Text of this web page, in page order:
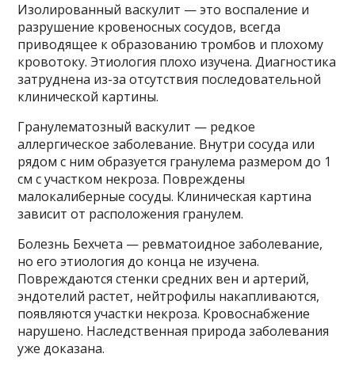
Изолированный васкулит — это воспаление и
разрушение кровеносных сосудов, всегда
приводящее к образованию тромбов и плохому
кровотоку. Этиология плохо изучена. Диагностика
затруднена из-за отсутствия последовательной
клинической картины.
Гранулематозный васкулит — редкое
аллергическое заболевание. Внутри сосуда или
рядом с ним образуется гранулема размером до 1
см с участком некроза. Повреждены
малокалиберные сосуды. Клиническая картина
зависит от расположения гранулем.
Болезнь Бехчета — ревматоидное заболевание,
но его этиология до конца не изучена.
Повреждаются стенки средних вен и артерий,
эндотелий растет, нейтрофилы накапливаются,
появляются участки некроза. Кровоснабжение
нарушено. Наследственная природа заболевания
уже доказана.